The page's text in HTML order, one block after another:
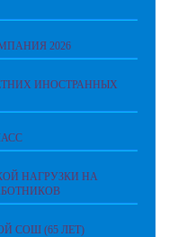
2026
ИНОСТРАННЫХ
НАГРУЗКИ НА
СОШ (65 ЛЕТ)